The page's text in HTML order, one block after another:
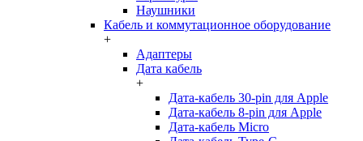
Наушники
Кабель и коммутационное оборудование
+
Адаптеры
Дата кабель
+
Дата-кабель 30-pin для Apple
Дата-кабель 8-pin для Apple
Дата-кабель Micro